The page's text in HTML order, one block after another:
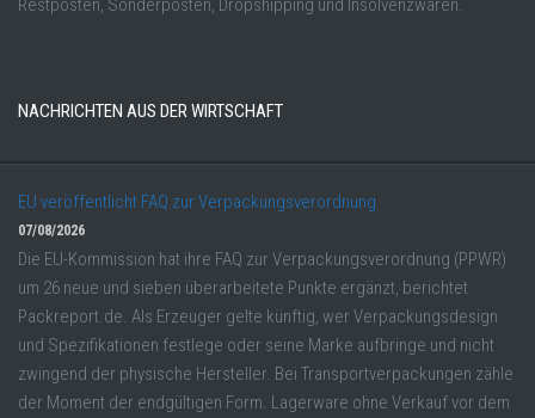
Restposten, Sonderposten, Dropshipping und Insolvenzwaren.
NACHRICHTEN AUS DER WIRTSCHAFT
EU veröffentlicht FAQ zur Verpackungsverordnung
07/08/2026
Die EU-Kommission hat ihre FAQ zur Verpackungsverordnung (PPWR)
um 26 neue und sieben überarbeitete Punkte ergänzt, berichtet
Packreport.de. Als Erzeuger gelte künftig, wer Verpackungsdesign
und Spezifikationen festlege oder seine Marke aufbringe und nicht
zwingend der physische Hersteller. Bei Transportverpackungen zähle
der Moment der endgültigen Form. Lagerware ohne Verkauf vor dem